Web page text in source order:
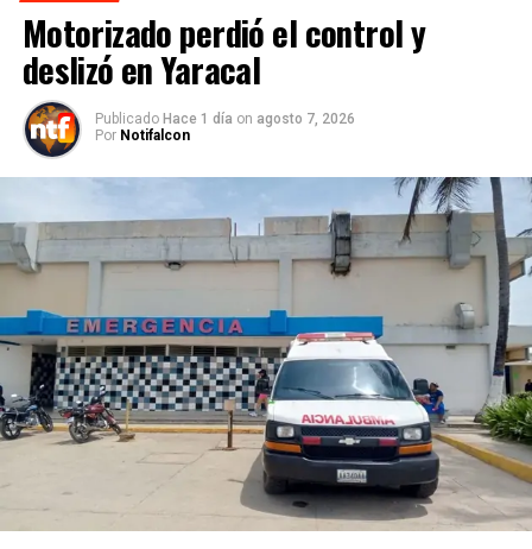
Motorizado perdió el control y
deslizó en Yaracal
Publicado Hace 1 día on agosto 7, 2026
Por Notifalcon